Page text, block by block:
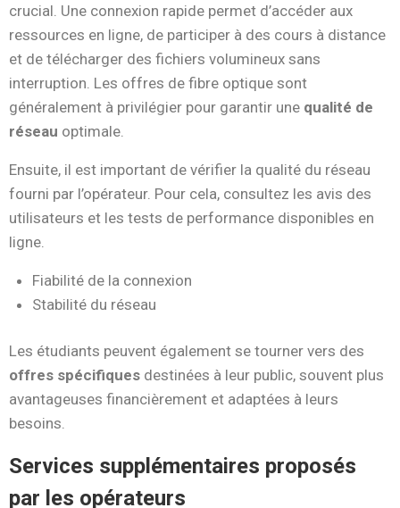
crucial. Une connexion rapide permet d’accéder aux
ressources en ligne, de participer à des cours à distance
et de télécharger des fichiers volumineux sans
interruption. Les offres de fibre optique sont
généralement à privilégier pour garantir une qualité de
réseau optimale.
Ensuite, il est important de vérifier la qualité du réseau
fourni par l’opérateur. Pour cela, consultez les avis des
utilisateurs et les tests de performance disponibles en
ligne.
Fiabilité de la connexion
Stabilité du réseau
Les étudiants peuvent également se tourner vers des
offres spécifiques destinées à leur public, souvent plus
avantageuses financièrement et adaptées à leurs
besoins.
Services supplémentaires proposés
par les opérateurs